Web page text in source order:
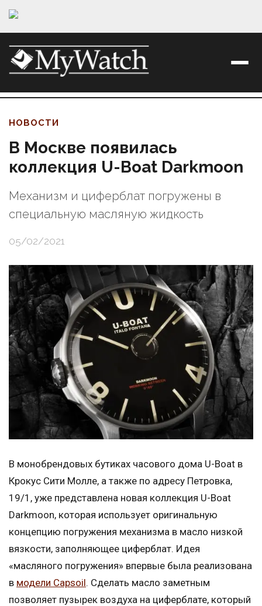
НОВОСТИ
В Москве появилась
коллекция U-Boat Darkmoon
Механизм и циферблат погружены в
специальную масляную жидкость
05/02/2021
В монобрендовых бутиках часового дома U-Boat в
Крокус Сити Молле, а также по адресу Петровка,
19/1, уже представлена новая коллекция U-Boat
Darkmoon, которая использует оригинальную
концепцию погружения механизма в масло низкой
вязкости, заполняющее циферблат. Идея
«масляного погружения» впервые была реализована
в модели Capsoil. Сделать масло заметным
позволяет пузырек воздуха на циферблате, который